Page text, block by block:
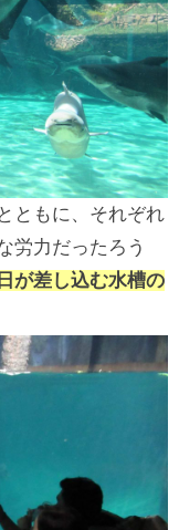
ともに、それぞれ
労力だったろう
日が差し込む水槽の